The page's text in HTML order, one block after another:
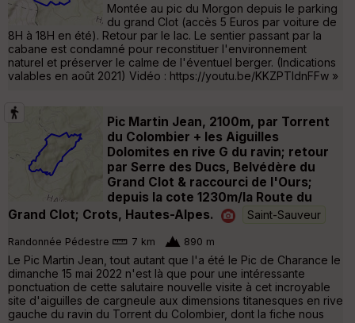
Montée au pic du Morgon depuis le parking
du grand Clot (accès 5 Euros par voiture de
8H à 18H en été). Retour par le lac. Le sentier passant par la
cabane est condamné pour reconstituer l'environnement
naturel et préserver le calme de l'éventuel berger. (Indications
valables en août 2021) Vidéo : https://youtu.be/KKZPTldnFFw »
Pic Martin Jean, 2100m, par Torrent
du Colombier + les Aiguilles
Dolomites en rive G du ravin; retour
par Serre des Ducs, Belvédère du
Grand Clot & raccourci de l'Ours;
depuis la cote 1230m/la Route du
Grand Clot; Crots, Hautes-Alpes.
Saint-Sauveur
Randonnée Pédestre 7 km 890 m
Le Pic Martin Jean, tout autant que l'a été le Pic de Charance le
dimanche 15 mai 2022 n'est là que pour une intéressante
ponctuation de cette salutaire nouvelle visite à cet incroyable
site d'aiguilles de cargneule aux dimensions titanesques en rive
gauche du ravin du Torrent du Colombier, dont la fiche nous